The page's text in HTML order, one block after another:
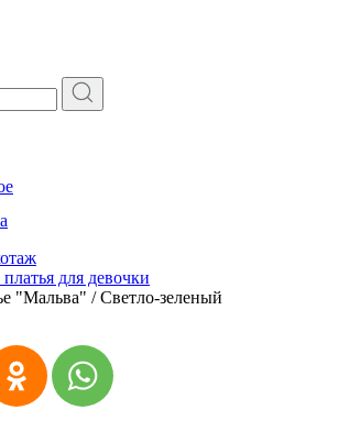
для девочки
"Мальва" / Светло-зеленый